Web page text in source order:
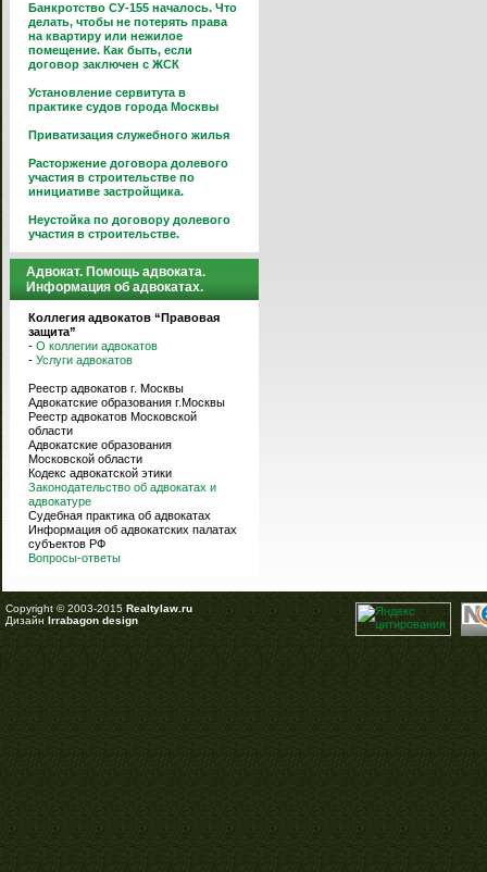
Банкротство СУ-155 началось. Что
делать, чтобы не потерять права
на квартиру или нежилое
помещение. Как быть, если
договор заключен с ЖСК
Установление сервитута в
практике судов города Москвы
Приватизация служебного жилья
Расторжение договора долевого
участия в строительстве по
инициативе застройщика.
Неустойка по договору долевого
участия в строительстве.
Адвокат. Помощь адвоката.
Информация об адвокатах.
Коллегия адвокатов “Правовая
защита”
- О коллегии адвокатов
- Услуги адвокатов
Реестр адвокатов г. Москвы
Адвокатские образования г.Москвы
Реестр адвокатов Московской
области
Адвокатские образования
Московской области
Кодекс адвокатской этики
Законодательство об адвокатах и
адвокатуре
Судебная практика об адвокатах
Информация об адвокатских палатах
субъектов РФ
Вопросы-ответы
Copyright © 2003-2015 Realtylaw.ru
Дизайн Irrabagon design